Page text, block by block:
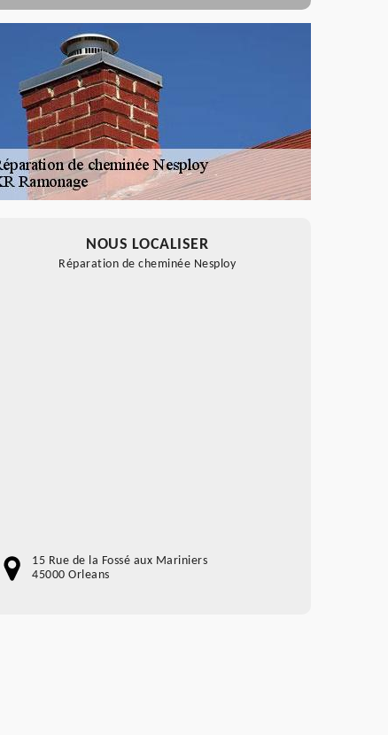
NOUS LOCALISER
Réparation de cheminée Nesploy
15 Rue de la Fossé aux Mariniers
45000 Orleans